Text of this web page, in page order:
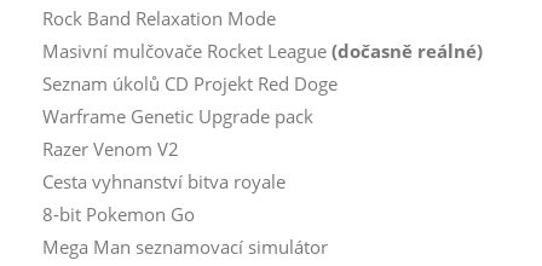
Rock Band Relaxation Mode
Masivní mulčovače Rocket League (dočasně reálné)
Seznam úkolů CD Projekt Red Doge
Warframe Genetic Upgrade pack
Razer Venom V2
Cesta vyhnanství bitva royale
8-bit Pokemon Go
Mega Man seznamovací simulátor